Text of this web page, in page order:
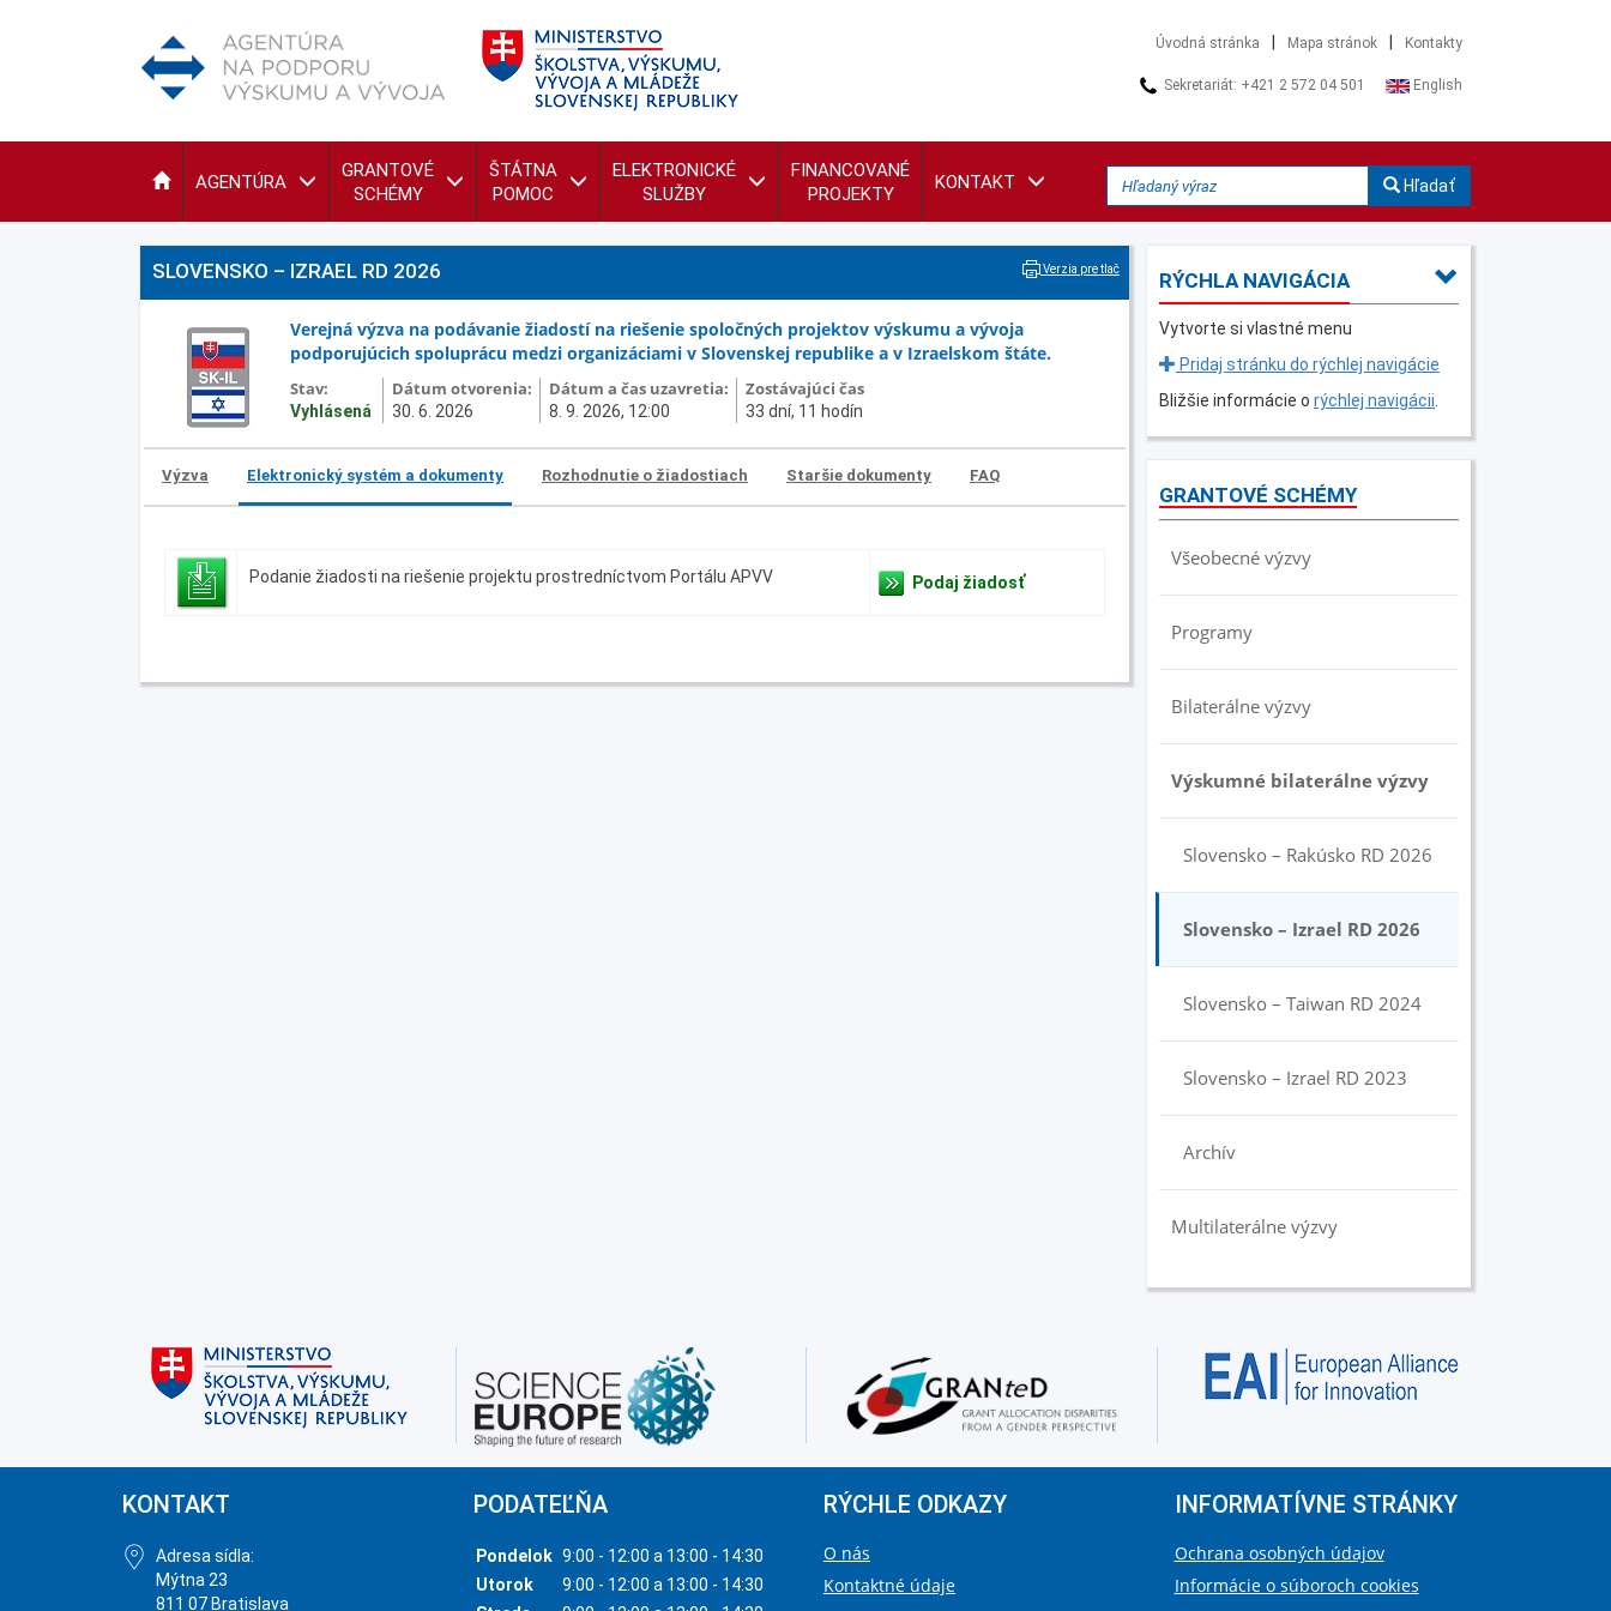
Úvodná stránka Mapa stránok Kontakty
Sekretariát: +421 2 572 04 501 English
AGENTÚRA
GRANTOVÉ
SCHÉMY
ŠTÁTNA
POMOC
ELEKTRONICKÉ
SLUŽBY
FINANCOVANÉ
PROJEKTY
KONTAKT Hľadať
SLOVENSKO – IZRAEL RD 2026 Verzia pre tlač
Verejná výzva na podávanie žiadostí na riešenie spoločných projektov výskumu a vývoja
podporujúcich spoluprácu medzi organizáciami v Slovenskej republike a v Izraelskom štáte.
Stav:
Vyhlásená
Dátum otvorenia:
30. 6. 2026
Dátum a čas uzavretia:
8. 9. 2026, 12:00
Zostávajúci čas
33 dní, 11 hodín
Výzva Elektronický systém a dokumenty Rozhodnutie o žiadostiach Staršie dokumenty FAQ
Podanie žiadosti na riešenie projektu prostredníctvom Portálu APVV Podaj žiadosť
RÝCHLA NAVIGÁCIA
Vytvorte si vlastné menu
Pridaj stránku do rýchlej navigácie
Bližšie informácie o rýchlej navigácii
GRANTOVÉ SCHÉMY
Všeobecné výzvy
Programy
Bilaterálne výzvy
Výskumné bilaterálne výzvy
Slovensko – Rakúsko RD 2026
Slovensko – Izrael RD 2026
Slovensko – Taiwan RD 2024
Slovensko – Izrael RD 2023
Archív
Multilaterálne výzvy
KONTAKT
Adresa sídla:
Mýtna 23
811 07 Bratislava
PODATEĽŇA
Pondelok 9:00 - 12:00 a 13:00 - 14:30
Utorok
9:00 - 12:00 a 13:00 - 14:30
RÝCHLE ODKAZY
O nás
Kontaktné údaje
INFORMATÍVNE STRÁNKY
Ochrana osobných údajov
Informácie o súboroch cookies